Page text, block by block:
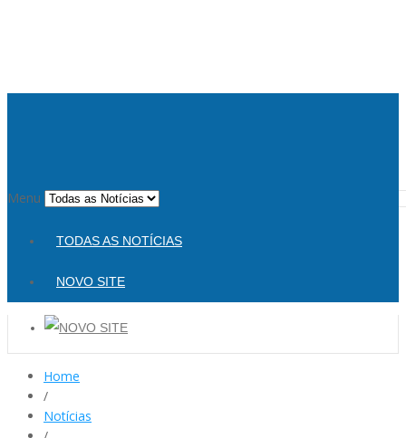
Menu
TODAS AS NOTÍCIAS
NOVO SITE
Home
/
Notícias